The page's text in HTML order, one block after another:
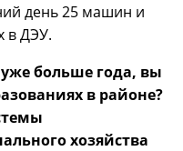
день 25 машин и
в ДЭУ.
больше года, вы
в районе?
хозяйства